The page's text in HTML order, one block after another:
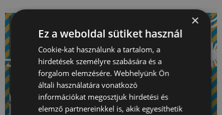
×
Ez a weboldal sütiket használ
Cookie-kat használunk a tartalom, a
hirdetések személyre szabására és a
forgalom elemzésére. Webhelyünk Ön
általi használatára vonatkozó
információkat megosztjuk hirdetési és
elemző partnereinkkel is, akik egyesíthetik